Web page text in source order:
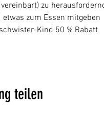
zu
zum Essen mitgeben
Kind 50 % Rabatt
teilen